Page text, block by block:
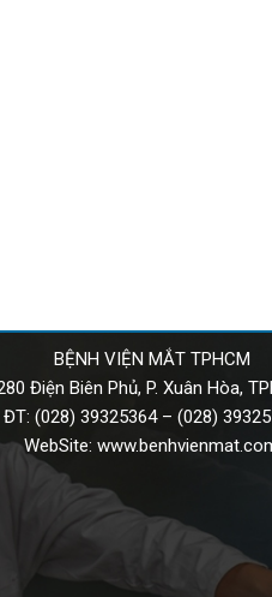
BỆNH VIỆN MẮT TPHCM
Điện Biên Phủ, P. Xuân Hòa,
ĐT:(028) 39325364–(028)
WebSite: